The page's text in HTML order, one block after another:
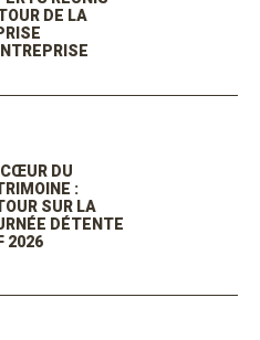
DE LA
DU
:
SUR LA
DÉTENTE
2026